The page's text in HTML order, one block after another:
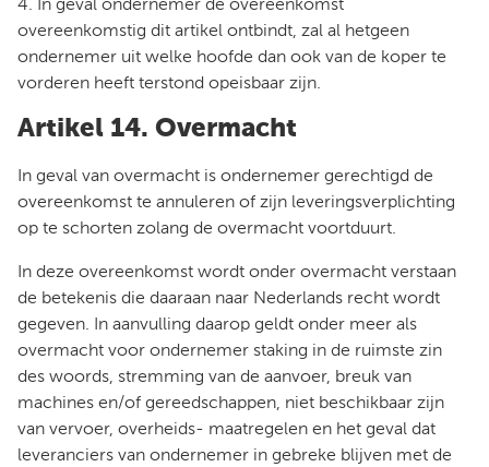
4. In geval ondernemer de overeenkomst
overeenkomstig dit artikel ontbindt, zal al hetgeen
ondernemer uit welke hoofde dan ook van de koper te
vorderen heeft terstond opeisbaar zijn.
Artikel 14. Overmacht
In geval van overmacht is ondernemer gerechtigd de
overeenkomst te annuleren of zijn leveringsverplichting
op te schorten zolang de overmacht voortduurt.
In deze overeenkomst wordt onder overmacht verstaan
de betekenis die daaraan naar Nederlands recht wordt
gegeven. In aanvulling daarop geldt onder meer als
overmacht voor ondernemer staking in de ruimste zin
des woords, stremming van de aanvoer, breuk van
machines en/of gereedschappen, niet beschikbaar zijn
van vervoer, overheids- maatregelen en het geval dat
leveranciers van ondernemer in gebreke blijven met de